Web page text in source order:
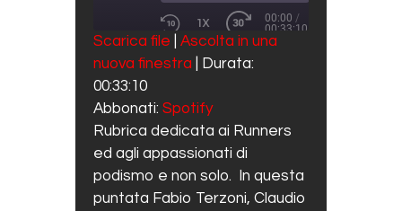
REWIND 10 SECONDS
1X
FAST FORWARD 30
00:00 /
00:33:10
SUBSCRIBE SHARE
Spotify
RSS FEED
SHARE
LINK
EMBED
Scarica file
Ascolta in una
nuova finestra
Durata:
00:33:10
Abbonati: Spotify
Rubrica dedicata ai Runners
ed agli appassionati di
podismo e non solo. In questa
puntata Fabio Terzoni, Claudio